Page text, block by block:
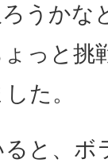
うかな
っと挑
た。
と、ボ